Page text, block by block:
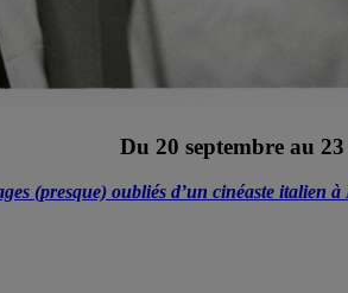
Du 20 septembre au
(presque) oubliés d’un cinéaste italien